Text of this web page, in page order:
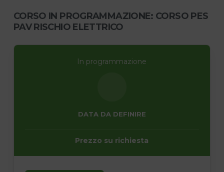
CORSO IN PROGRAMMAZIONE: CORSO PES
PAV RISCHIO ELETTRICO
In programmazione
DATA DA DEFINIRE
Prezzo su richiesta